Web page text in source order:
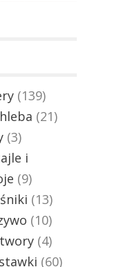
(139)
(21)
(3)
i
(9)
(13)
(10)
(4)
(60)